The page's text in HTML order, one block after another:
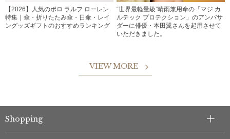
【2026】人気のポロ ラルフ ローレン
特集｜傘・折りたたみ傘・日傘・レイ
ングッズギフトのおすすめランキング
“世界最軽量級”晴雨兼用傘の「マジ カ
ルテック プロテクション」のアンバサ
ダーに俳優・本田翼さんを起用させて
いただきました。
VIEW MORE
Shopping